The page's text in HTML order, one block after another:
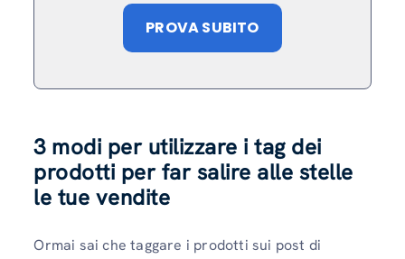
PROVA SUBITO
3 modi per utilizzare i tag dei
prodotti per far salire alle stelle
le tue vendite
Ormai sai che taggare i prodotti sui post di